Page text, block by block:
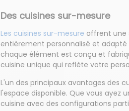
Des cuisines sur-mesure
Les cuisines sur-mesure offrent une
entièrement personnalisé et adapté
chaque élément est conçu et
cuisine unique qui reflète votre
L'un des principaux avantages des
l'espace disponible. Que vous ayez
cuisine avec des configurations